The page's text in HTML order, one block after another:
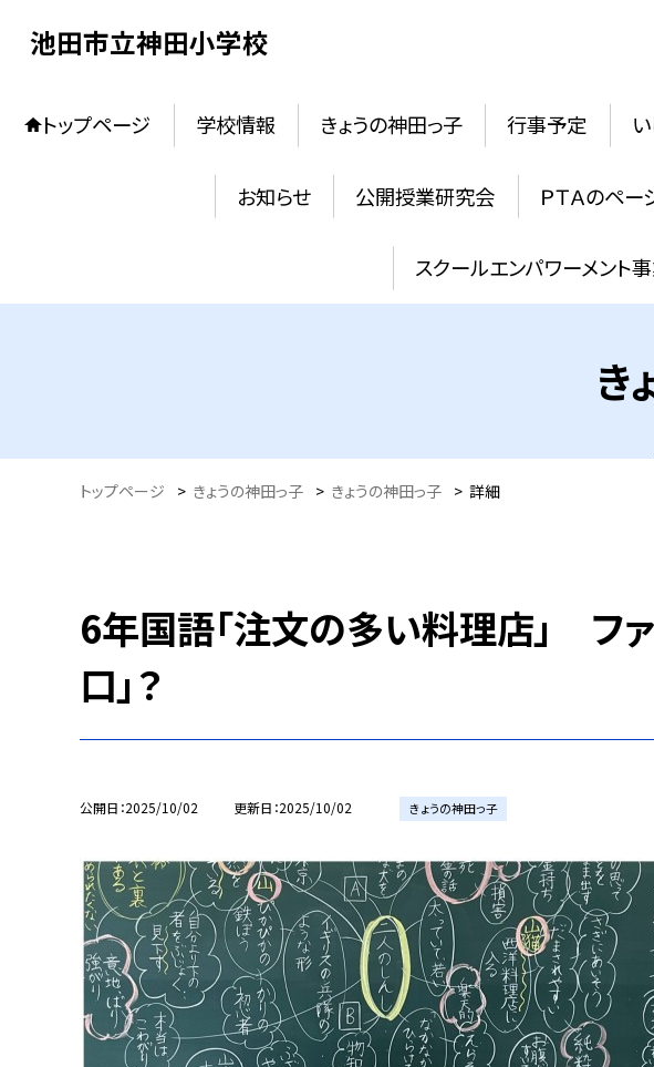
池田市立神田小学校
トップページ 学校情報 きょうの神田っ子 行事予定
お知らせ 公開授業研究会 ＰＴＡのペー
スクールエンパワーメント
き
トップページ > きょうの神田っ子 > きょうの神田っ子 > 詳細
6年国語「注文の多い料理店」 ファ
口」？
公開日 2025/10/02 更新日 2025/10/02 きょうの神田っ子